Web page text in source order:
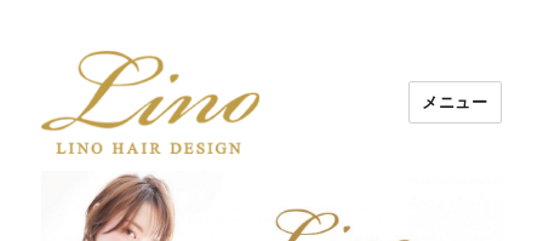
Lino Hair Design 河原町BLOG
メニュー